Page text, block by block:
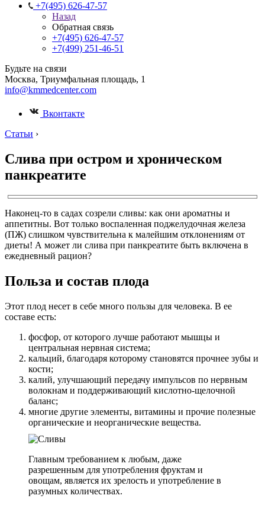
+7(495) 626-47-57
Назад
Обратная связь
+7(495) 626-47-57
+7(499) 251-46-51
Будьте на связи
Москва, Триумфальная площадь, 1
info@kmmedcenter.com
Вконтакте
Статьи ›
Слива при остром и хроническом
панкреатите
Наконец-то в садах созрели сливы: как они ароматны и
аппетитны. Вот только воспаленная поджелудочная железа
(ПЖ) слишком чувствительна к малейшим отклонениям от
диеты! А может ли слива при панкреатите быть включена в
ежедневный рацион?
Польза и состав плода
Этот плод несет в себе много пользы для человека. В ее
составе есть:
фосфор, от которого лучше работают мышцы и
центральная нервная система;
кальций, благодаря которому становятся прочнее зубы и
кости;
калий, улучшающий передачу импульсов по нервным
волокнам и поддерживающий кислотно-щелочной
баланс;
многие другие элементы, витамины и прочие полезные
органические и неорганические вещества.
Главным требованием к любым, даже
разрешенным для употребления фруктам и
овощам, является их зрелость и употребление в
разумных количествах.